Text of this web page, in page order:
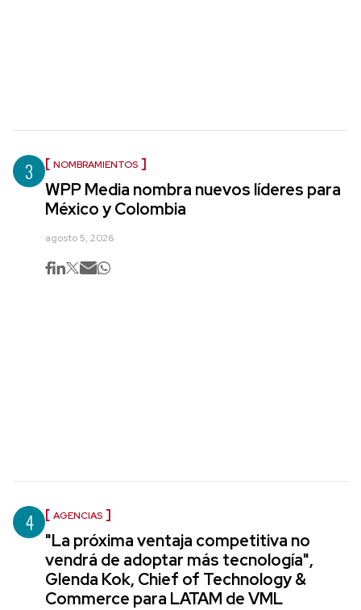
3 NOMBRAMIENTOS
WPP Media nombra nuevos líderes para
México y Colombia
agosto 5, 2026
4 AGENCIAS
"La próxima ventaja competitiva no
vendrá de adoptar más tecnología",
Glenda Kok, Chief of Technology &
Commerce para LATAM de VML